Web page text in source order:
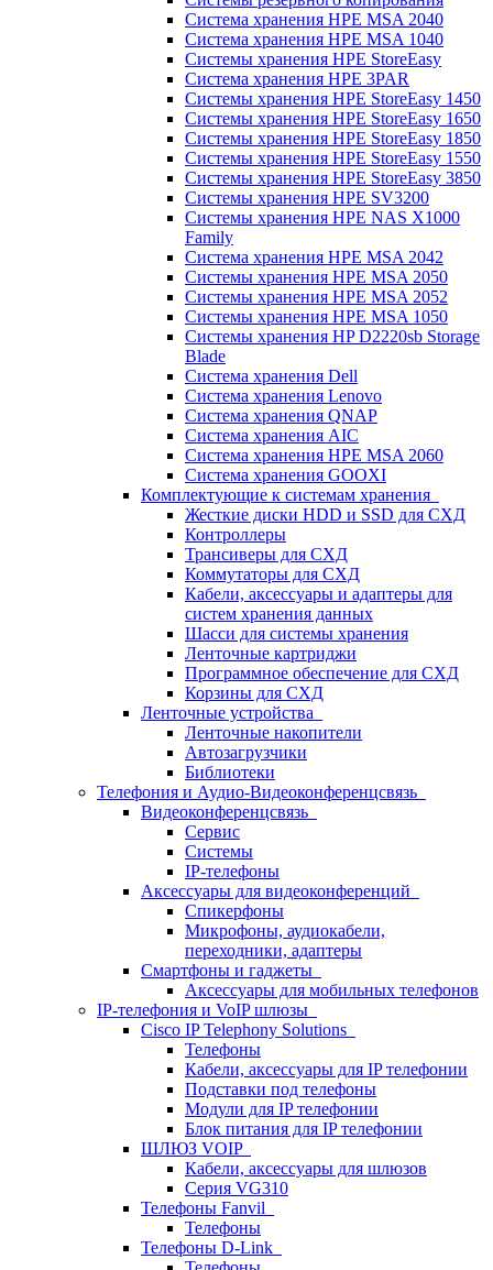
Система хранения HPE MSA 2040
Система хранения HPE MSA 1040
Системы хранения HPE StoreEasy
Система хранения HPE 3PAR
Системы хранения HPE StoreEasy 1450
Системы хранения HPE StoreEasy 1650
Системы хранения HPE StoreEasy 1850
Системы хранения HPE StoreEasy 1550
Системы хранения HPE StoreEasy 3850
Системы хранения HPE SV3200
Системы хранения HPE NAS X1000
Family
Система хранения HPE MSA 2042
Системы хранения HPE MSA 2050
Системы хранения HPE MSA 2052
Системы хранения HPE MSA 1050
Системы хранения HP D2220sb Storage
Blade
Система хранения Dell
Система хранения Lenovo
Система хранения QNAP
Система хранения AIC
Система хранения HPE MSA 2060
Система хранения GOOXI
Комплектующие к системам хранения
Жесткие диски HDD и SSD для СХД
Контроллеры
Трансиверы для СХД
Коммутаторы для СХД
Кабели, аксессуары и адаптеры для
систем хранения данных
Шасси для системы хранения
Ленточные картриджи
Программное обеспечение для СХД
Корзины для СХД
Ленточные устройства
Ленточные накопители
Автозагрузчики
Библиотеки
Телефония и Аудио-Видеоконференцсвязь
Видеоконференцсвязь
Сервис
Системы
IP-телефоны
Аксессуары для видеоконференций
Спикерфоны
Микрофоны, аудиокабели,
переходники, адаптеры
Смартфоны и гаджеты
Аксессуары для мобильных телефонов
IP-телефония и VoIP шлюзы
Cisco IP Telephony Solutions
Телефоны
Кабели, аксессуары для IP телефонии
Подставки под телефоны
Модули для IP телефонии
Блок питания для IP телефонии
ШЛЮЗ VOIP
Кабели, аксессуары для шлюзов
Серия VG310
Телефоны Fanvil
Телефоны
Телефоны D-Link